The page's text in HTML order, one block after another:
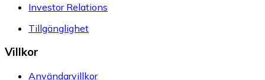
Investor Relations
Tillgänglighet
Villkor
Användarvillkor